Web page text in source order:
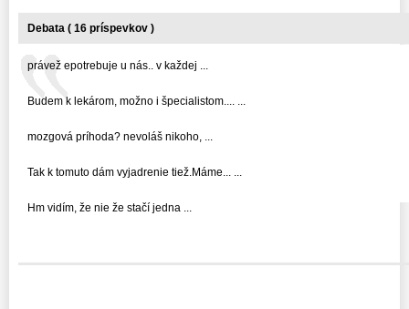
Debata ( 16 príspevkov )
právež epotrebuje u nás.. v každej ...
Budem k lekárom, možno i špecialistom.... ...
mozgová príhoda? nevoláš nikoho, ...
Tak k tomuto dám vyjadrenie tiež.Máme... ...
Hm vidím, že nie že stačí jedna ...